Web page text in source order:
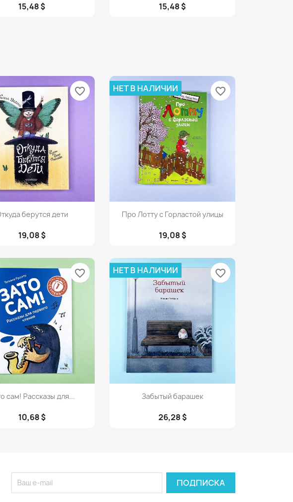
15,48 $ 15,48 $
Просмотр
берутся дети
19,08 $
favorite_border
Просмотр
Про Лотту с Горластой улицы
19,08 $
НЕТ В НАЛИЧИИ favorite_border
Просмотр
сам! Рассказы для...
10,68 $
favorite_border
Просмотр
Забытый барашек
26,28 $
НЕТ В НАЛИЧИИ favorite_border